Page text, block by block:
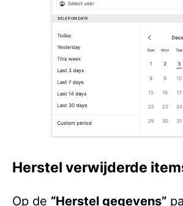
Herstel verwijderde
Op de “Herstel gegevens”